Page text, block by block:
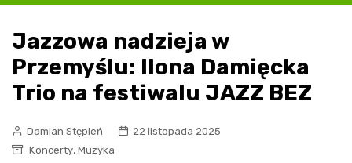
Jazzowa nadzieja w
Przemyślu: Ilona Damięcka
Trio na festiwalu JAZZ BEZ
Damian Stępień
22 listopada 2025
Koncerty, Muzyka